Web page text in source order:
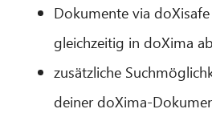
Dokumente via
gleichzeitig in doXima
zusätzliche
deiner doXima-
Hallo! Was kann ich für Sie tun?